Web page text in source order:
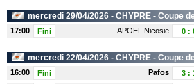
mercredi 29/04/2026 - CHYPRE - Coupe
17:00 Fini APOEL Nicosie 0:
mercredi 22/04/2026 - CHYPRE - Coupe
16:00 Fini Pafos 3: